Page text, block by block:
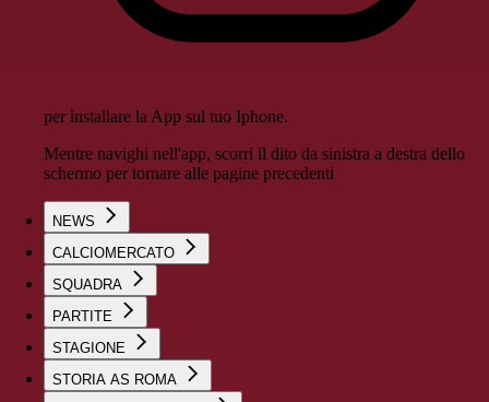
per installare la App sul tuo Iphone.
Mentre navighi nell'app, scorri il dito da sinistra a destra dello
schermo per tornare alle pagine precedenti
NEWS
CALCIOMERCATO
SQUADRA
PARTITE
STAGIONE
STORIA AS ROMA